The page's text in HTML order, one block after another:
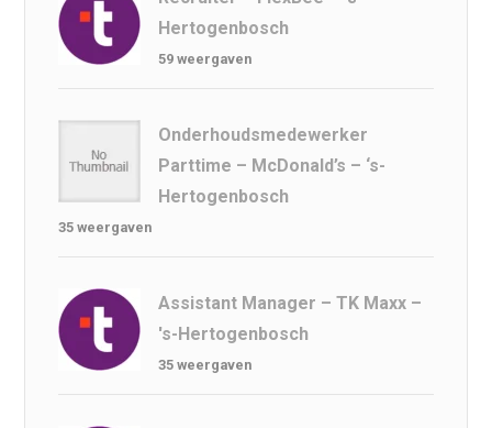
Hertogenbosch
59 weergaven
Onderhoudsmedewerker
Parttime – McDonald’s – ‘s-
Hertogenbosch
35 weergaven
Assistant Manager – TK Maxx –
's-Hertogenbosch
35 weergaven